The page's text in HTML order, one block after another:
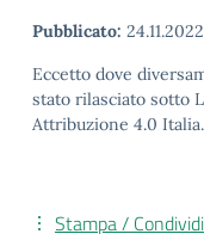
Pubblicato: 24.11.2022
Eccetto dove
stato rilasciato sotto
Attribuzione 4.0 Italia.
Stampa / Condividi